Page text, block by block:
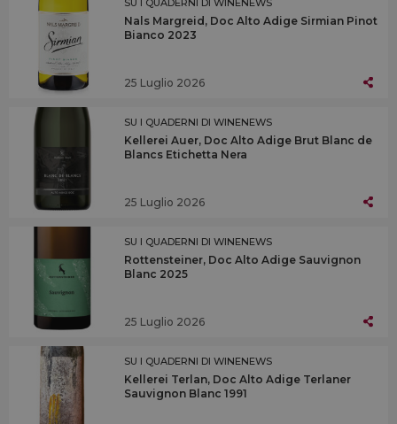
Nals Margreid, Doc Alto Adige Sirmian Pinot
Bianco 2023
25 Luglio 2026
SU I QUADERNI DI WINENEWS
Kellerei Auer, Doc Alto Adige Brut Blanc de
Blancs Etichetta Nera
25 Luglio 2026
SU I QUADERNI DI WINENEWS
Rottensteiner, Doc Alto Adige Sauvignon
Blanc 2025
25 Luglio 2026
SU I QUADERNI DI WINENEWS
Kellerei Terlan, Doc Alto Adige Terlaner
Sauvignon Blanc 1991